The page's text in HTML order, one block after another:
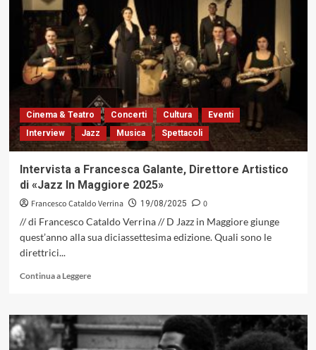
Cinema & Teatro Concerti Cultura
Eventi
Interview
Jazz Musica Spettacoli
Intervista a Francesca Galante, Direttore Artistico
di «Jazz In Maggiore 2025»
Francesco Cataldo Verrina 19/08/2025
0
// di Francesco Cataldo Verrina // D Jazz in Maggiore giunge
quest’anno alla sua diciassettesima edizione. Quali sono le
direttrici...
Continua a LeggereLeggi
su
Intervista
a